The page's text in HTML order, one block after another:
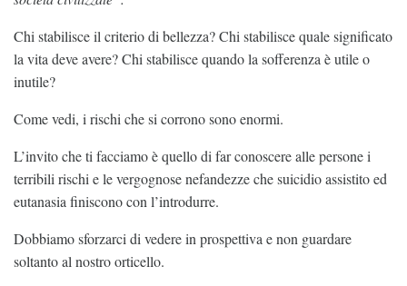
Chi stabilisce il criterio di bellezza? Chi stabilisce quale significato
la vita deve avere? Chi stabilisce quando la sofferenza è utile o
inutile?
Come vedi, i rischi che si corrono sono enormi.
L’invito che ti facciamo è quello di far conoscere alle persone i
terribili rischi e le vergognose nefandezze che suicidio assistito ed
eutanasia finiscono con l’introdurre.
Dobbiamo sforzarci di vedere in prospettiva e non guardare
soltanto al nostro orticello.